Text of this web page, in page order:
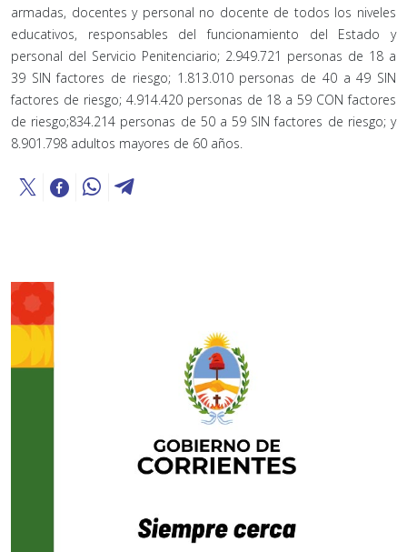
armadas, docentes y personal no docente de todos los niveles
educativos, responsables del funcionamiento del Estado y
personal del Servicio Penitenciario; 2.949.721 personas de 18 a
39 SIN factores de riesgo; 1.813.010 personas de 40 a 49 SIN
factores de riesgo; 4.914.420 personas de 18 a 59 CON factores
de riesgo;834.214 personas de 50 a 59 SIN factores de riesgo; y
8.901.798 adultos mayores de 60 años.